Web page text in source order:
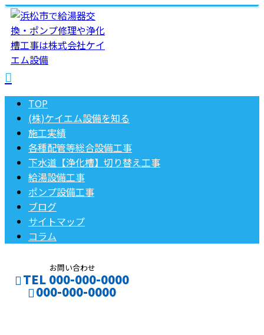
TOP
(株)ケイエム設備を知る
施工実績
各種配管等総合設備工事
下水道【浄化槽】切り替え工事
給湯設備工事
ポンプ設備工事
ブログ
サイトマップ
コラム
お問い合わせ
TEL 000-000-0000
000-000-0000